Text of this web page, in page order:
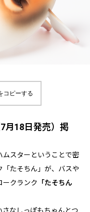
コピーする
月18日発売）掲
ムスターということで密
たそちん」が、バスや
ークランク
「たそちん
なしっぽもちゃんとつ